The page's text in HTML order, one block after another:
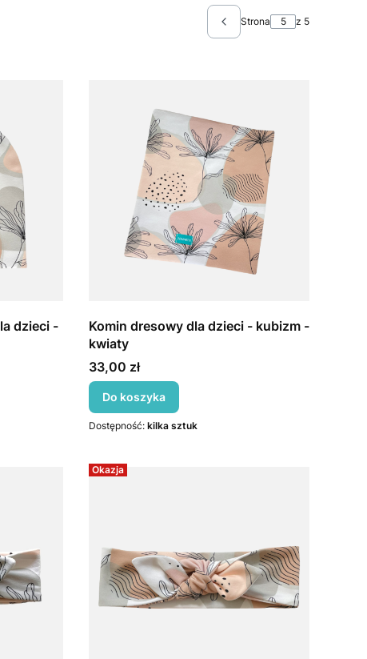
Poprzednie produkty
Strona z 5
dzieci -
Komin dresowy dla dzieci - kubizm -
kwiaty
Cena
33,00 zł
Do koszyka
Dostępność: kilka sztuk
Okazja